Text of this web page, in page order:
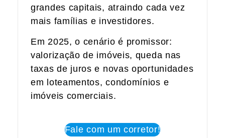
grandes capitais, atraindo cada vez
mais famílias e investidores.
Em 2025, o cenário é promissor:
valorização de imóveis, queda nas
taxas de juros e novas oportunidades
em loteamentos, condomínios e
imóveis comerciais.
Fale com um corretor!